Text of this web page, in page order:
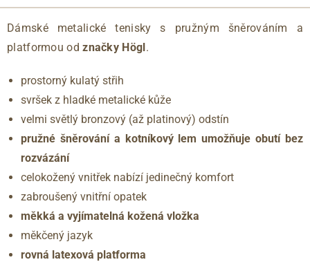
Dámské metalické tenisky s pružným šněrováním a
platformou od značky Högl.
prostorný kulatý střih
svršek z hladké metalické kůže
velmi světlý bronzový (až platinový) odstín
pružné šněrování a kotníkový lem umožňuje obutí bez
rozvázání
celokožený vnitřek nabízí jedinečný komfort
zabroušený vnitřní opatek
měkká a vyjímatelná kožená vložka
měkčený jazyk
rovná latexová platforma